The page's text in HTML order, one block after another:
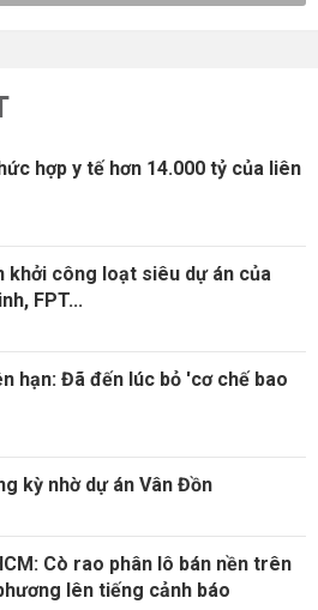
hợp y tế hơn 14.000 tỷ của liên
khởi công loạt siêu dự án của
FPT...
hạn: Đã đến lúc bỏ 'cơ chế bao
kỳ nhờ dự án Vân Đồn
Cò rao phân lô bán nền trên
lên tiếng cảnh báo